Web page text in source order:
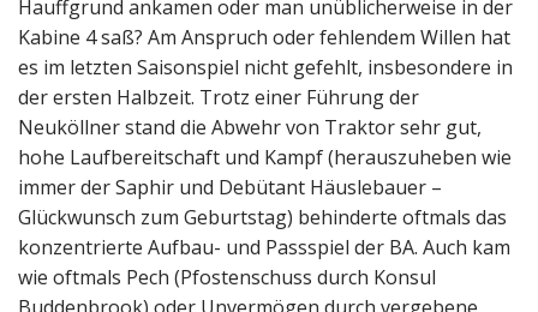
Hauffgrund ankamen oder man unüblicherweise in der
Kabine 4 saß? Am Anspruch oder fehlendem Willen hat
es im letzten Saisonspiel nicht gefehlt, insbesondere in
der ersten Halbzeit. Trotz einer Führung der
Neuköllner stand die Abwehr von Traktor sehr gut,
hohe Laufbereitschaft und Kampf (herauszuheben wie
immer der Saphir und Debütant Häuslebauer –
Glückwunsch zum Geburtstag) behinderte oftmals das
konzentrierte Aufbau- und Passspiel der BA. Auch kam
wie oftmals Pech (Pfostenschuss durch Konsul